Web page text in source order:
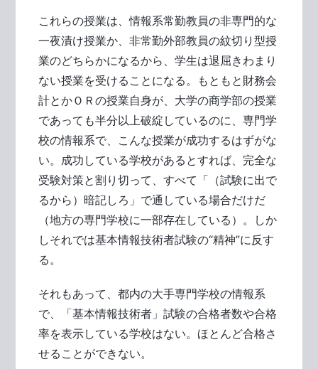
これらの授業は、情報系常勤教員の非専門的な
一夜漬け授業か、非常勤外部教員の紋切り型授
業のどちらかになるから、学生は退屈きわまり
ない授業を受けることになる。もともと財務会
計とかＯＲの授業自身が、大学の商学部の授業
であっても半分以上破綻しているのに、専門学
校の情報系で、こんな授業が成功するはずがな
い。成功している学校があるとすれば、完全な
受験対策と割り切って、すべて「（試験に出で
るから）暗記しろ」で通している場合だけだ
（地方の専門学校に一部存在している）。しか
しそれでは基本情報技術者試験の“精神”に反す
る。
それもあって、都内の大手専門学校の情報系
で、「基本情報技術者」試験の合格者数や合格
率を表示している学校はない。ほとんど合格さ
せることができない。